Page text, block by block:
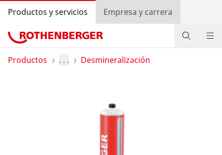
Productos y servicios Empresa y carrera
Productos
Programa bonus ROTHENBERGER
Productos . . . Desmineralización